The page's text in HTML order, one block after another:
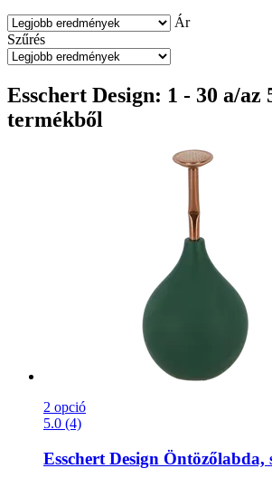
Ár
Szűrés
Esschert Design: 1 - 30 a/az
termékből
2 opció
5.0 (4)
Esschert Design Öntözőlabda,